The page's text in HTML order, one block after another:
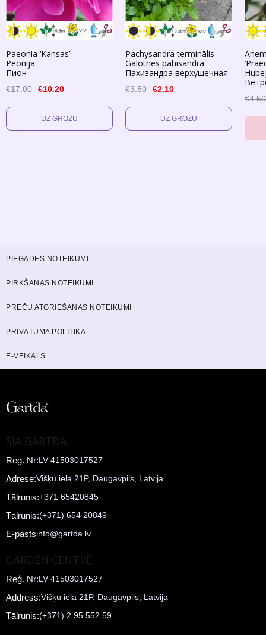
Paeonia ‘Kansas’
Peonija
Пион
€17.00 €10.20
Pachysandra terminālis
Galotnes pahisandra
Пахизандра верхушечная
€3.50 €2.10
€4.50
E-VEIKALS
PRIVĀTUMA POLITIKA
PREČU ATGRIEŠANAS NOTEIKUMI
PIRKŠANAS NOTEIKUMI
PIEGĀDES NOTEIKUMI
SIA GARTDA
Reg. Nr:LV 41503017527
Adrese:Višķu iela 21P, Daugavpils, Latvija
Tālrunis:+371 65420845
Tālrunis:(+371) 654 20849
E-pastsinfo@gartda.lv
GARDEN CENTRE
Reģ. Nr:LV 41503017527
Address:Višķu iela 21P, Daugavpils, Latvija
Tālrunis:(+371) 2 95 552 59